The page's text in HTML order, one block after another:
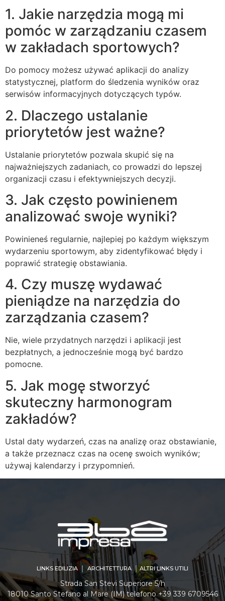
1. Jakie narzędzia mogą mi
pomóc w zarządzaniu czasem
w zakładach sportowych?
Do pomocy możesz używać aplikacji do analizy
statystycznej, platform do śledzenia wyników oraz
serwisów informacyjnych dotyczących typów.
2. Dlaczego ustalanie
priorytetów jest ważne?
Ustalanie priorytetów pozwala skupić się na
najważniejszych zadaniach, co prowadzi do lepszej
organizacji czasu i efektywniejszych decyzji.
3. Jak często powinienem
analizować swoje wyniki?
Powinieneś regularnie, najlepiej po każdym większym
wydarzeniu sportowym, aby zidentyfikować błędy i
poprawić strategię obstawiania.
4. Czy muszę wydawać
pieniądze na narzędzia do
zarządzania czasem?
Nie, wiele przydatnych narzędzi i aplikacji jest
bezpłatnych, a jednocześnie mogą być bardzo
pomocne.
5. Jak mogę stworzyć
skuteczny harmonogram
zakładów?
Ustal daty wydarzeń, czas na analizę oraz obstawianie,
a także przeznacz czas na ocenę swoich wyników;
używaj kalendarzy i przypomnień.
LINKS EDILIZIA │ ARCHITETTURA │ ALTRI LINKS UTILI
Strada San Stevi Superiore 5/h
18010 Santo Stefano al Mare (IM) telefono +39 339 6709546